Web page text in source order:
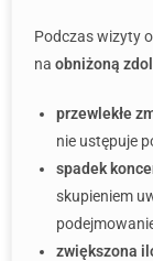
Podczas wizyty
na obniżoną
przewlekłe
nie ustępuje
spadek
skupieniem
zwiększona